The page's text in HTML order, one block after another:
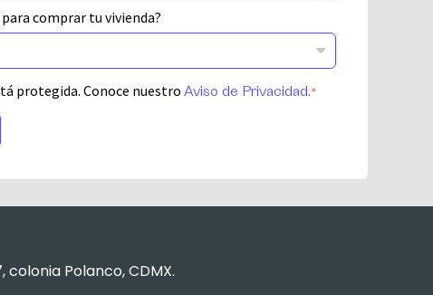
comprar tu vivienda?
protegida. Conoce nuestro Aviso de Privacidad.*
colonia Polanco,CDMX.